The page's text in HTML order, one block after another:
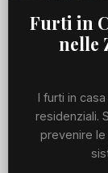
Furti in
nelle
I furti in
residenziali.
prevenire